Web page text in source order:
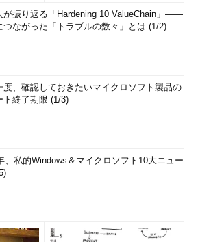
が振り返る「Hardening 10 ValueChain」――
つながった「トラブルの数々」とは (1/2)
度、確認しておきたいマイクロソフト製品の
ト終了期限 (1/3)
、私的Windows＆マイクロソフト10大ニュー